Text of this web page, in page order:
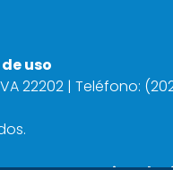
uso
VA 22202 | Teléfono: